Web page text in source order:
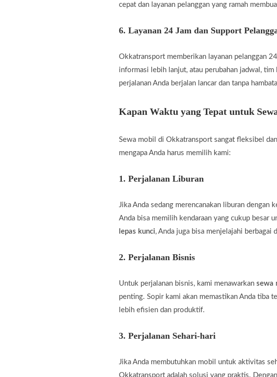
cepat dan layanan pelanggan yang ramah
6. Layanan 24 Jam dan Support
Okkatransport memberikan layanan pelanggan
informasi lebih lanjut, atau perubahan jadwal,
perjalanan Anda berjalan lancar dan tanpa
Kapan Waktu yang Tepat untuk
Sewa mobil di Okkatransport sangat fleksibel
mengapa Anda harus memilih kami:
1. Perjalanan Liburan
Jika Anda sedang merencanakan liburan dengan
Anda bisa memilih kendaraan yang cukup besar
lepas kunci, Anda juga bisa menjelajahi berbagai
2. Perjalanan Bisnis
Untuk perjalanan bisnis, kami menawarkan sewa
penting. Sopir kami akan memastikan Anda tiba
lebih efisien dan produktif.
3. Perjalanan Sehari-hari
Jika Anda membutuhkan mobil untuk aktivitas
Okkatransport adalah solusi yang praktis.